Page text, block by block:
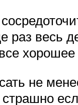
раз весь
хорошее
не
страшно